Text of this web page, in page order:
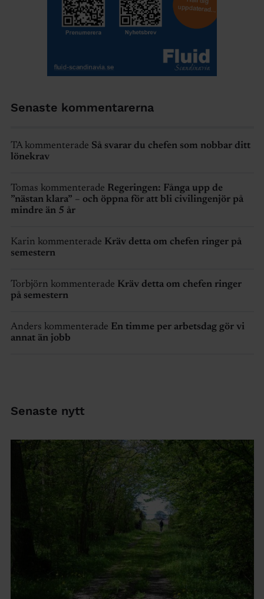
Senaste kommentarerna
TA kommenterade Så svarar du chefen som nobbar ditt
lönekrav
Tomas kommenterade Regeringen: Fånga upp de
”nästan klara” – och öppna för att bli civilingenjör på
mindre än 5 år
Karin kommenterade Kräv detta om chefen ringer på
semestern
Torbjörn kommenterade Kräv detta om chefen ringer
på semestern
Anders kommenterade En timme per arbetsdag gör vi
annat än jobb
Senaste nytt